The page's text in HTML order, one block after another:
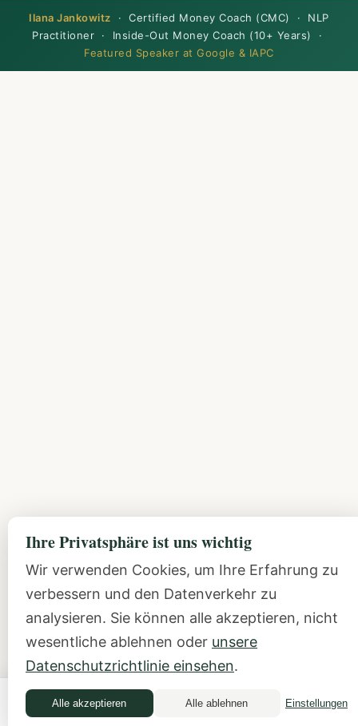
Money Quiz
Ilana Jankowitz · Certified Money Coach (CMC) · NLP
Practitioner · Inside-Out Money Coach (10+ Years) ·
Featured Speaker at Google & IAPC
Ihre Privatsphäre ist uns wichtig
Wir verwenden Cookies, um Ihre Erfahrung zu
verbessern und den Datenverkehr zu
analysieren. Sie können alle akzeptieren, nicht
wesentliche ablehnen oder unsere
Datenschutzrichtlinie einsehen.
Alle akzeptieren Alle ablehnen Einstellungen